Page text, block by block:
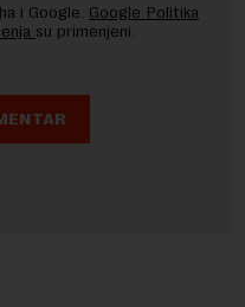
i Google. Google Politika
su primenjeni.